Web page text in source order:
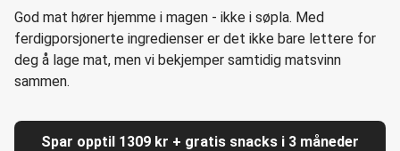
God mat hører hjemme i magen - ikke i søpla. Med
ferdigporsjonerte ingredienser er det ikke bare lettere for
deg å lage mat, men vi bekjemper samtidig matsvinn
sammen.
Spar opptil 1309 kr + gratis snacks i 3 måneder